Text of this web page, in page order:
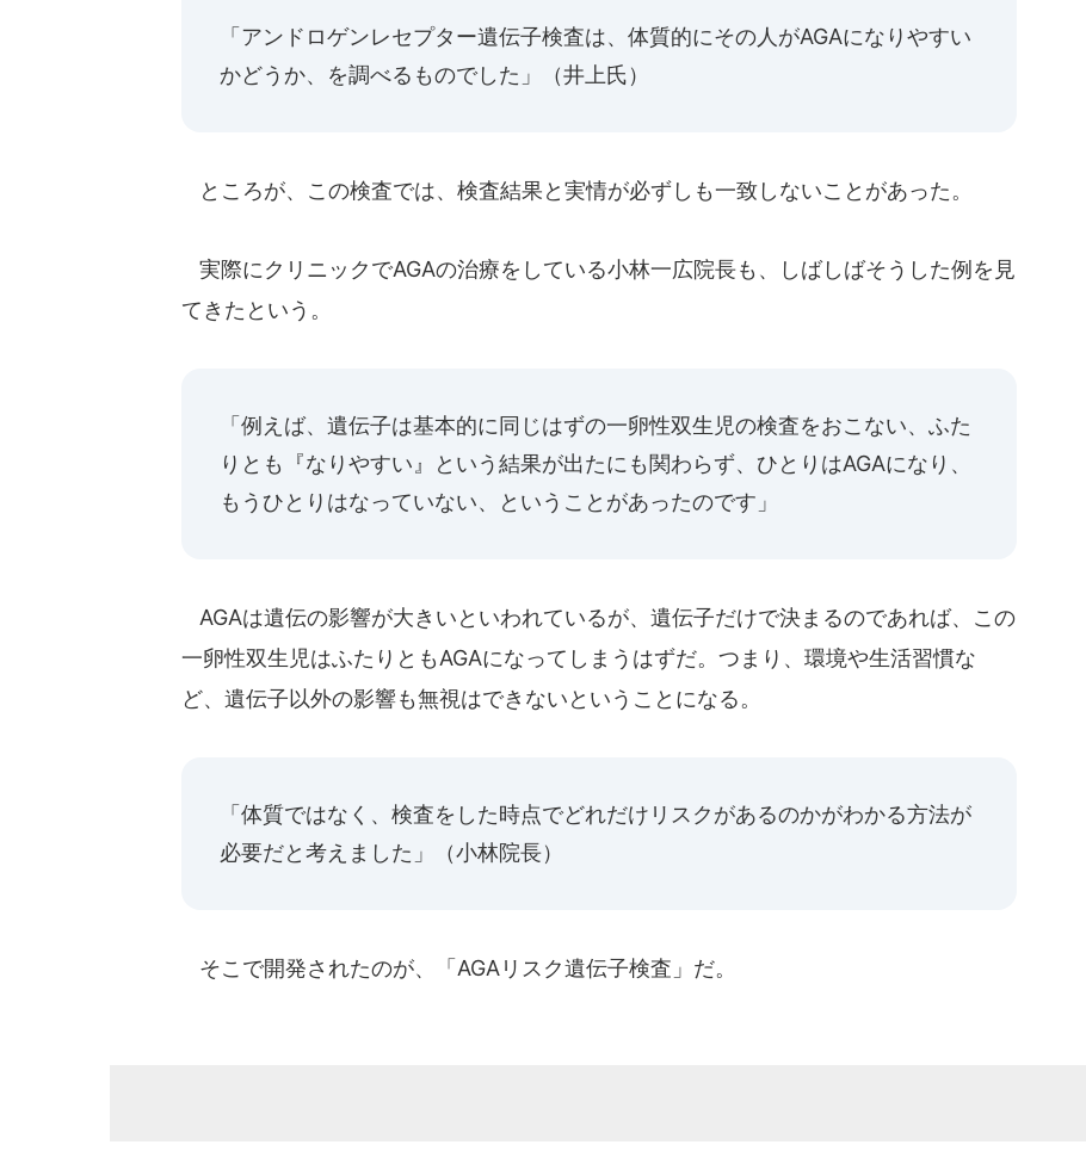
「アンドロゲンレセプター遺伝子検査は、体質的にその人がAGAになりやすい
かどうか、を調べるものでした」（井上氏）
ところが、この検査では、検査結果と実情が必ずしも一致しないことがあった。
実際にクリニックでAGAの治療をしている小林一広院長も、しばしばそうした例を見
てきたという。
「例えば、遺伝子は基本的に同じはずの一卵性双生児の検査をおこない、ふた
りとも『なりやすい』という結果が出たにも関わらず、ひとりはAGAになり、
もうひとりはなっていない、ということがあったのです」
AGAは遺伝の影響が大きいといわれているが、遺伝子だけで決まるのであれば、この
一卵性双生児はふたりともAGAになってしまうはずだ。つまり、環境や生活習慣な
ど、遺伝子以外の影響も無視はできないということになる。
「体質ではなく、検査をした時点でどれだけリスクがあるのかがわかる方法が
必要だと考えました」（小林院長）
そこで開発されたのが、「AGAリスク遺伝子検査」だ。